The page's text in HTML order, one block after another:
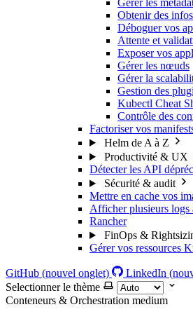
Gérer les
Obtenir des
Déboguer vos
Attente et
Exposer vos
Gérer les nœuds
Gérer la
Gestion des
Kubectl Cheat
Contrôle des
Factoriser vos
Helm de A à Z
Productivité & UX
Détecter les API
Sécurité & audit
Mettre en cache vos
Afficher plusieurs logs
Rancher
FinOps &
Gérer vos ressources
GitHub (nouvel onglet) LinkedIn
Selectionner le thème
Conteneurs & Orchestration medium